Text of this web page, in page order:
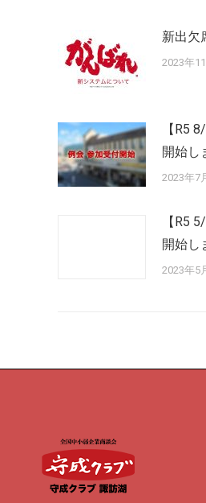
新出欠
2023年
【R5
開始し
2023年7
【R5
開始し
2023年5